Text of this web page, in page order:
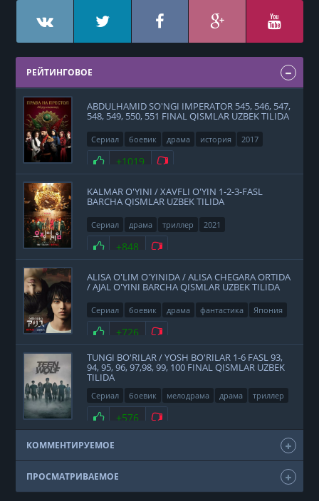
РЕЙТИНГОВОЕ
ABDULHAMID SO'NGI IMPERATOR 545, 546, 547,
548, 549, 550, 551 FINAL QISMLAR UZBEK TILIDA
Сериал боевик драма история 2017
Нравится
+1019 Не нравится
KALMAR O'YINI / XAVFLI O'YIN 1-2-3-FASL
BARCHA QISMLAR UZBEK TILIDA
Сериал драма триллер 2021
Нравится
+848 Не нравится
ALISA O'LIM O'YINIDA / ALISA CHEGARA ORTIDA
/ AJAL O'YINI BARCHA QISMLAR UZBEK TILIDA
Сериал боевик драма фантастика
Япония
2020
Нравится
+726 Не нравится
TUNGI BO'RILAR / YOSH BO'RILAR 1-6 FASL 93,
94, 95, 96, 97,98, 99, 100 FINAL QISMLAR UZBEK
TILIDA
Сериал боевик мелодрама драма
триллер
фэнтези
США 2011
Нравится
+576 Не нравится
КОММЕНТИРУЕМОЕ
ПРОСМАТРИВАЕМОЕ